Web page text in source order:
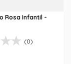
Rosa Infantil -
(0)